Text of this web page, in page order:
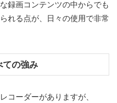
録画コンテンツの中からでも
れる点が、日々の使用で非常
ての強み
コーダーがありますが、